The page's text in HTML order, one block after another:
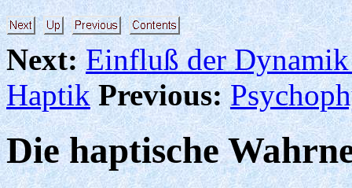
Next: Einfluß der
Haptik Previous:
Die haptische